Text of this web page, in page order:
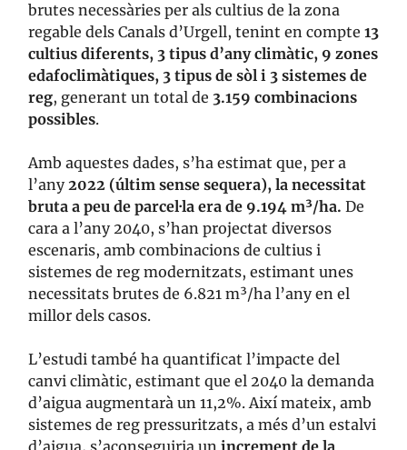
brutes necessàries per als cultius de la zona
regable dels Canals d’Urgell, tenint en compte 13
cultius diferents, 3 tipus d’any climàtic, 9 zones
edafoclimàtiques, 3 tipus de sòl i 3 sistemes de
reg, generant un total de 3.159 combinacions
possibles.
Amb aquestes dades, s’ha estimat que, per a
l’any2022 (últim sense sequera), la necessitat
bruta a peu de parcel·la era de 9.194 m³/ha. De
cara a l’any 2040, s’han projectat diversos
escenaris, amb combinacions de cultius i
sistemes de reg modernitzats, estimant unes
necessitats brutes de 6.821 m³/ha l’any en el
millor dels casos.
L’estudi també ha quantificat l’impacte del
canvi climàtic, estimant que el 2040 la demanda
d’aigua augmentarà un 11,2%. Així mateix, amb
sistemes de reg pressuritzats, a més d’un estalvi